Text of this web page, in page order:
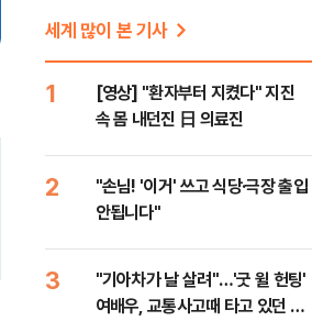
세계 많이 본 기사
1
[영상] "환자부터 지켰다" 지진
속 몸 내던진 日 의료진
2
"손님! '이거' 쓰고 식당·극장 출입
안됩니다"
3
"기아차가 날 살려"…'굿 윌 헌팅'
여배우, 교통사고때 타고 있던 차